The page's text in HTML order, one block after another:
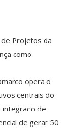
de Projetos da
como
opera o
centrais do
integrado de
de gerar 50